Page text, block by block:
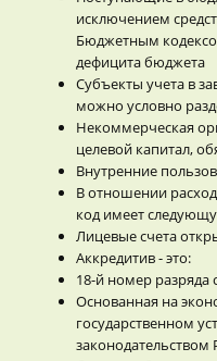
исключением
Бюджетным
дефицита бюджета
Субъекты учета в
можно условно
Некоммерческая
целевой капитал,
Внутренние
В отношении
код имеет
Лицевые счета
Аккредитив - это:
18-й номер разряда
Основанная на
государственном